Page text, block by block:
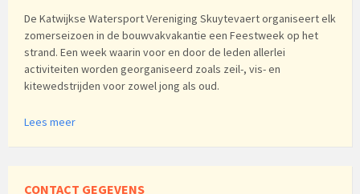
De Katwijkse Watersport Vereniging Skuytevaert organiseert elk
zomerseizoen in de bouwvakvakantie een Feestweek op het
strand. Een week waarin voor en door de leden allerlei
activiteiten worden georganiseerd zoals zeil-, vis- en
kitewedstrijden voor zowel jong als oud.
Lees meer
CONTACT GEGEVENS